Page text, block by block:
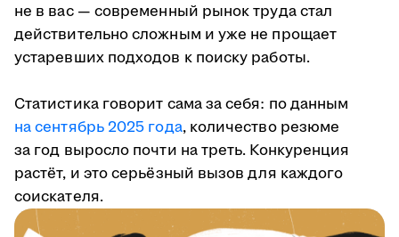
не в вас — современный рынок труда стал
действительно сложным и уже не прощает
устаревших подходов к поиску работы.
Статистика говорит сама за себя: по данным
на сентябрь 2025 года, количество резюме
за год выросло почти на треть. Конкуренция
растёт, и это серьёзный вызов для каждого
соискателя.